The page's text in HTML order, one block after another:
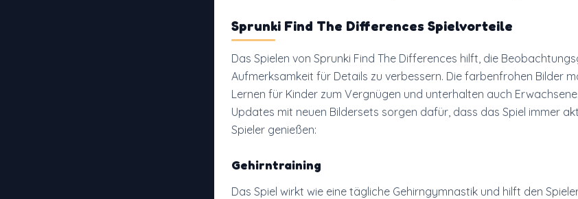
Sprunki Find The Differences Spielvorteile
Das Spielen von Sprunki Find The Differences hilft, die
Aufmerksamkeit für Details zu verbessern. Die farbenfrohen Bilder
Lernen für Kinder zum Vergnügen und unterhalten auch
Updates mit neuen Bildersets sorgen dafür, dass das Spiel immer
Spieler genießen:
Gehirntraining
Das Spiel wirkt wie eine tägliche Gehirngymnastik und hilft den